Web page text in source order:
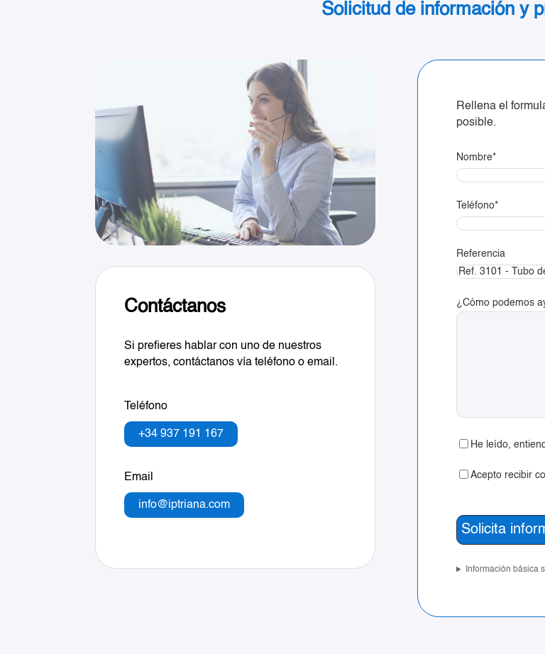
Solicitud de información y
Contáctanos
Si prefieres hablar con uno de nuestros
expertos, contáctanos vía teléfono o email.
Teléfono
+34 937 191 167
Email
info@iptriana.com
Rellena el
posible.
Nombre*
Teléfono*
Referencia
¿Cómo podemos
He leído,
Acepto recibir
Información básica